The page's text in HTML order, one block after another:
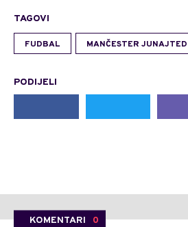
TAGOVI
FUDBAL MANČESTER JUNAJTED
PODIJELI
KOMENTARI 0